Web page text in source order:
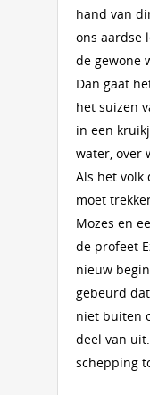
hand van
ons aardse
de gewone
Dan gaat
het suizen
in een
water, over
Als het volk
moet
Mozes en
de profeet
nieuw
gebeurd
niet buiten
deel van
schepping